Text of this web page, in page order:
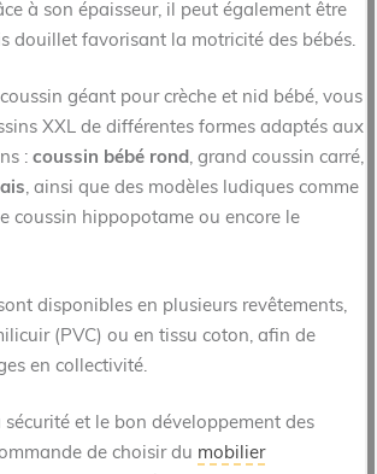
à son épaisseur, il peut également être
douillet favorisant la motricité des bébés.
géant pour crèche et nid bébé, vous
XXL de différentes formes adaptés aux
: coussin bébé rond, grand coussin carré,
, ainsi que des modèles ludiques comme
coussin hippopotame ou encore le
disponibles en plusieurs revêtements,
(PVC) ou en tissu coton, afin de
en collectivité.
et le bon développement des
de choisir du mobilier